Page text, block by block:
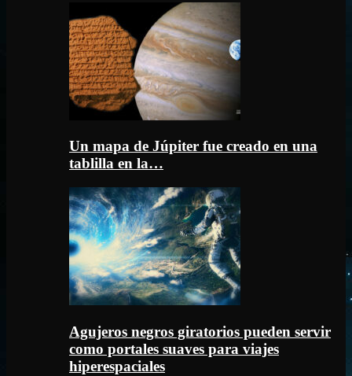
Un mapa de Júpiter fue creado en una
tablilla en la…
Agujeros negros giratorios pueden servir
como portales suaves para viajes
hiperespaciales